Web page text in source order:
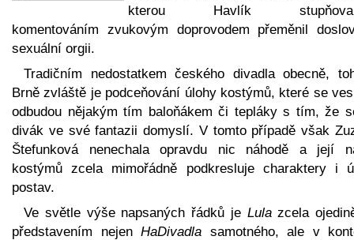
kterou Havlík
komentováním zvukovým doprovodem přeměnil
sexuální orgii.
Tradičním nedostatkem českého divadla obecně,
Brně zvláště je podceňování úlohy kostýmů, které se
odbudou nějakým tím baloňákem či tepláky s tím, že
divák ve své fantazii domyslí. V tomto případě však
Štefunková nenechala opravdu nic náhodě a její
kostýmů zcela mimořádně podkresluje charaktery i
postav.
Ve světle výše napsaných řádků je Lulazcela
představením nejen HaDivadla samotného, ale v